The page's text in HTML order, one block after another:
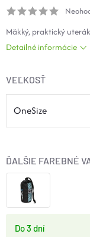
Obchodné podmienky
Podmienky ochrany
Reklamácie
Mäkký, praktický
Detailné informácie
VEĽKOSŤ
Do 3 dní
ĎALŠIE FAREBNÉ